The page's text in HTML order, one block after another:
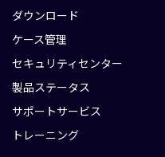
ダウンロード
ケース管理
セキュリティセンター
製品ステータス
サポートサービス
トレーニング